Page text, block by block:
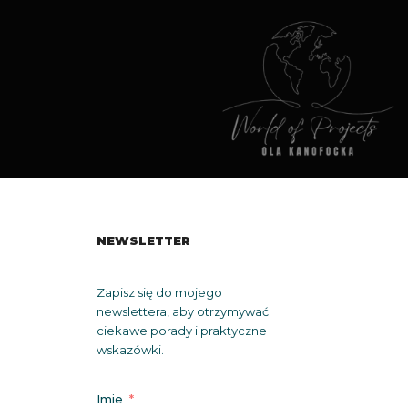
NEWSLETTER
Zapisz się do mojego
newslettera, aby otrzymywać
ciekawe porady i praktyczne
wskazówki.
Imie